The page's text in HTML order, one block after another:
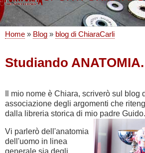
di
Home Blog blog di ChiaraCarli
Studiando ANATOMIA.
Il mio nome è Chiara, scriverò sul blog
associazione degli argomenti che
dalla libreria storica di mio padre Guido.
Vi parlerò dell'anatomia
dell'uomo in linea
generale sia degli